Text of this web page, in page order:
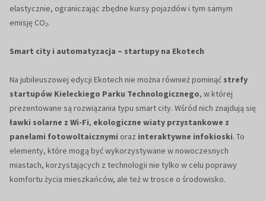
elastycznie, ograniczając zbędne kursy pojazdów i tym samym
emisję CO₂.
Smart city i automatyzacja – startupy na Ekotech
Na jubileuszowej edycji Ekotech nie można również pominąć strefy
startupów Kieleckiego Parku Technologicznego, w której
prezentowane są rozwiązania typu smart city. Wśród nich znajdują się
ławki solarne z Wi-Fi, ekologiczne wiaty przystankowe z
panelami fotowoltaicznymi oraz interaktywne infokioski. To
elementy, które mogą być wykorzystywane w nowoczesnych
miastach, korzystających z technologii nie tylko w celu poprawy
komfortu życia mieszkańców, ale też w trosce o środowisko.